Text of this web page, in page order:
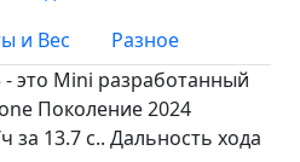
и Вес
Разное
это Mini разработанный
Поколение 2024
за 13.7 c.. Дальность хода